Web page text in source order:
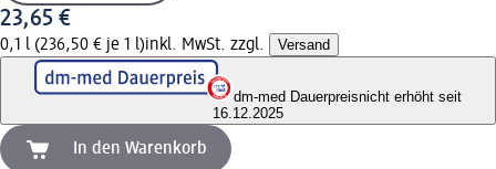
23,65 €
0,1 l (236,50 € je 1 l)inkl. MwSt. zzgl. Versand
dm-med Dauerpreisnicht erhöht seit
16.12.2025
In den Warenkorb